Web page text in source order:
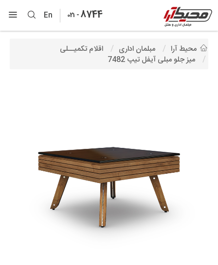
En 021 -8744
محیط آرا مبلمان اداری
اقلام تکمیــلی
میز جلو مبلی آیفل تیپ 7482